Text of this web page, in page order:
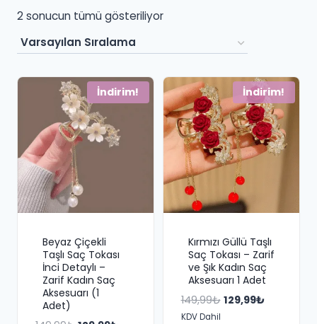
2 sonucun tümü gösteriliyor
İndirim!
Beyaz Çiçekli
Taşlı Saç Tokası
İnci Detaylı –
Zarif Kadın Saç
Aksesuarı (1
Adet)
İndirim!
Kırmızı Güllü Taşlı
Saç Tokası – Zarif
ve Şık Kadın Saç
Aksesuarı 1 Adet
149,99₺ Orijinal
129,99₺Şu
KDV Dahil